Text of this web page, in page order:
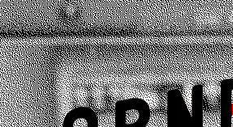
Notice: unserialize(): Error at offset 381694